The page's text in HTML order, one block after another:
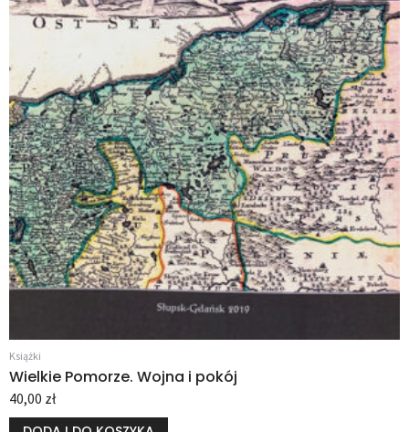
Książki
Wielkie Pomorze. Wojna i pokój
40,00 zł